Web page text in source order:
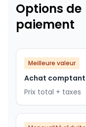
Options de
paiement
Meilleure valeur
Achat comptant
Prix total + taxes